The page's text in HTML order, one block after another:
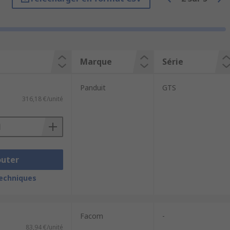
Vous trouverez également des
Marque Série
316,18 €/unité
Panduit GTS
83,94 €/unité
Facom -